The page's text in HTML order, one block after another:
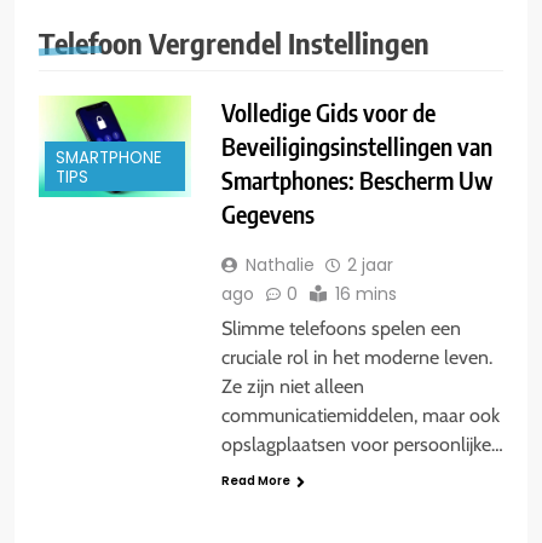
Telefoon Vergrendel Instellingen
SMARTPHONE
TIPS
Volledige Gids voor de
Beveiligingsinstellingen van
Smartphones: Bescherm Uw
Gegevens
Nathalie
2 jaar
ago
0 16 mins
Slimme telefoons spelen een
cruciale rol in het moderne leven.
Ze zijn niet alleen
communicatiemiddelen, maar ook
opslagplaatsen voor persoonlijke…
Read More